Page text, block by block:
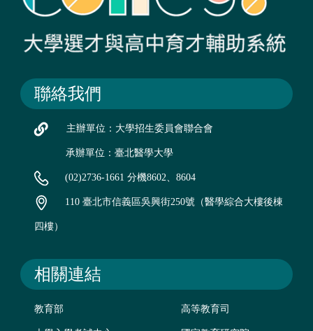
聯絡我們
主辦單位：大學招生委員會聯合會
承辦單位：臺北醫學大學
(02)2736-1661 分機8602、8604
110 臺北市信義區吳興街250號（醫學綜合大樓後棟
四樓）
相關連結
教育部 高等教育司